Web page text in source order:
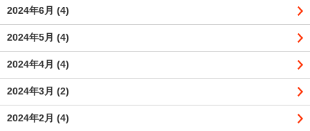
2024年6月 (4)
2024年5月 (4)
2024年4月 (4)
2024年3月 (2)
2024年2月 (4)